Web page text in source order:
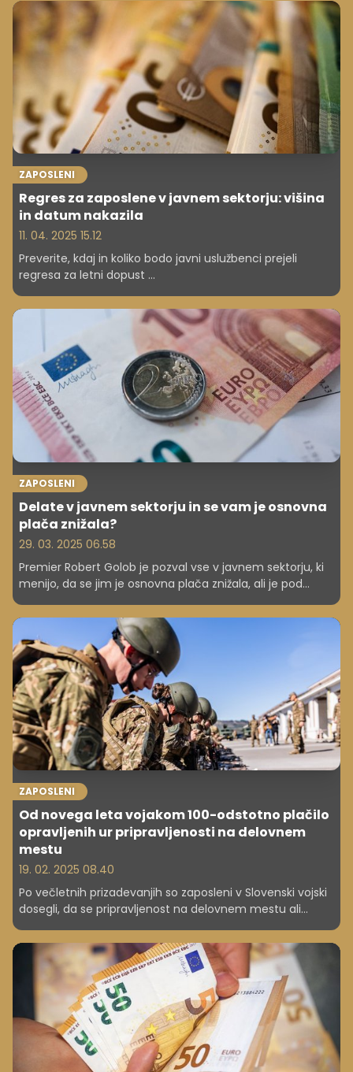
raziskava Ekonomskega inštituta Zagreb.
ZAPOSLENI
Regres za zaposlene v javnem sektorju: višina
in datum nakazila
11. 04. 2025 15.12
Preverite, kdaj in koliko bodo javni uslužbenci prejeli
regresa za letni dopust ...
ZAPOSLENI
Delate v javnem sektorju in se vam je osnovna
plača znižala?
29. 03. 2025 06.58
Premier Robert Golob je pozval vse v javnem sektorju, ki
menijo, da se jim je osnovna plača znižala, ali je pod
ministrstvu za javno upravo, ki se ukvarja s tem, kako
izravnati morebitne odklone, če je do njih prišlo. Spomnil
je, da bo reforma postopna.
ZAPOSLENI
Od novega leta vojakom 100-odstotno plačilo
opravljenih ur pripravljenosti na delovnem
mestu
19. 02. 2025 08.40
Po večletnih prizadevanjih so zaposleni v Slovenski vojski
dosegli, da se pripravljenost na delovnem mestu ali
zaposlenim za ta čas pripada plačilo kot za redno delo,
torej 100-odstotkov urne postavke. Gre za eno od
sprememb, ki se je v okviru prenove plačnega sistema
uveljavila s 1. januarjem.